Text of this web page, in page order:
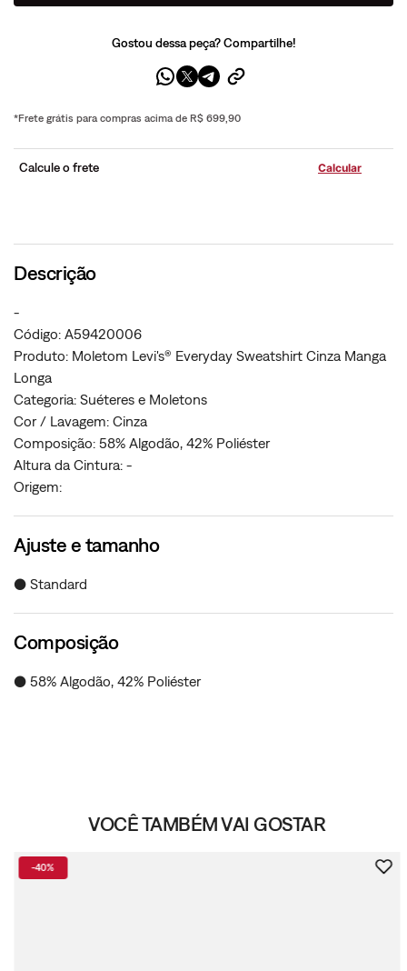
Gostou dessa peça? Compartilhe!
*Frete grátis para compras acima de R$ 699,90
Calcule o frete
Descrição
-
Código: A59420006
Produto: Moletom Levi's® Everyday Sweatshirt Cinza Manga
Longa
Categoria: Suéteres e Moletons
Cor / Lavagem: Cinza
Composição: 58% Algodão, 42% Poliéster
Altura da Cintura: -
Origem:
Ajuste e tamanho
● Standard
Composição
● 58% Algodão, 42% Poliéster
VOCÊ TAMBÉM VAI GOSTAR
-40%